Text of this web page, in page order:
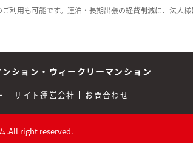
利用も可能です。連泊・長期出張の経費削減に、法人様
ション・ウィークリーマンション
サイト運営会社 お問合わせ
.All right reserved.